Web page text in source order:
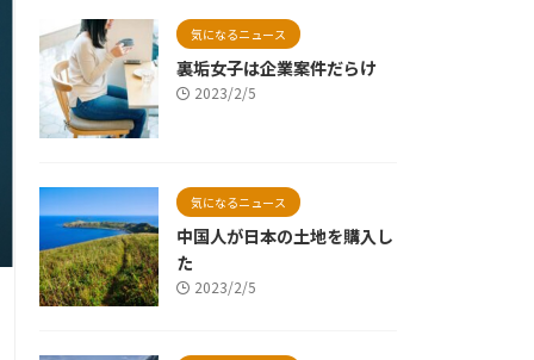
気になるニュース
裏垢女子は企業案件だらけ
2023/2/5
気になるニュース
中国人が日本の土地を購入し
た
2023/2/5